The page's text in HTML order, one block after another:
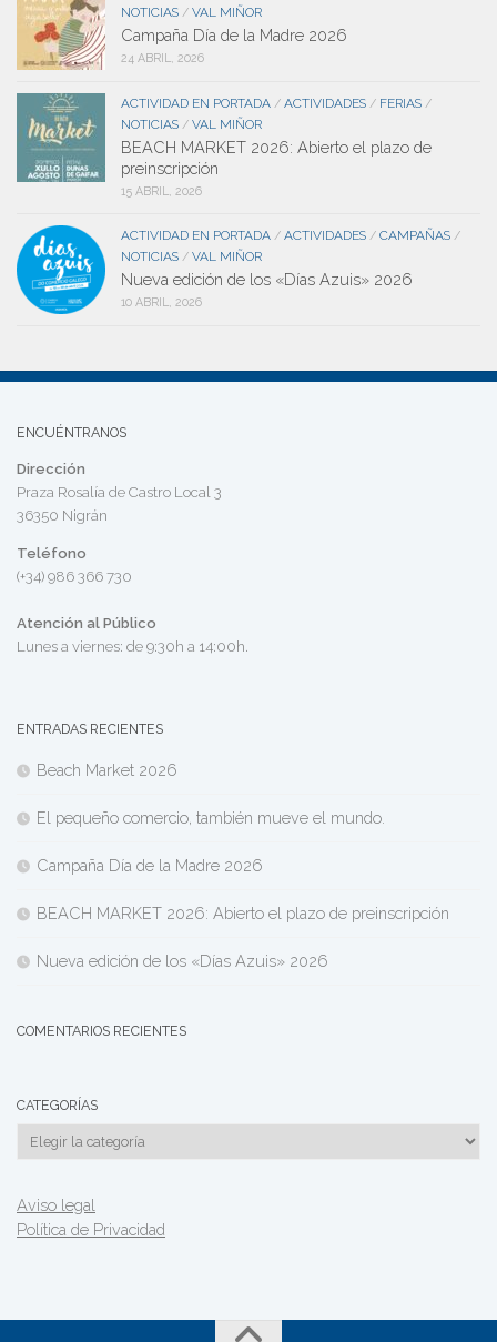
NOTICIAS / VAL MIÑOR
Campaña Día de la Madre 2026
24 ABRIL, 2026
ACTIVIDAD EN PORTADA / ACTIVIDADES / FERIAS /
NOTICIAS / VAL MIÑOR
BEACH MARKET 2026: Abierto el plazo de
preinscripción
15 ABRIL, 2026
ACTIVIDAD EN PORTADA / ACTIVIDADES / CAMPAÑAS /
NOTICIAS / VAL MIÑOR
Nueva edición de los «Días Azuis» 2026
10 ABRIL, 2026
ENCUÉNTRANOS
Dirección
Praza Rosalía de Castro Local 3
36350 Nigrán
Teléfono
(+34) 986 366 730
Atención al Público
Lunes a viernes: de 9:30h a 14:00h.
ENTRADAS RECIENTES
Beach Market 2026
El pequeño comercio, también mueve el mundo.
Campaña Día de la Madre 2026
BEACH MARKET 2026: Abierto el plazo de preinscripción
Nueva edición de los «Días Azuis» 2026
COMENTARIOS RECIENTES
CATEGORÍAS
Categorías
Aviso legal
Política de Privacidad